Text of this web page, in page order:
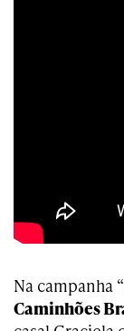
Na campanha
Caminhões